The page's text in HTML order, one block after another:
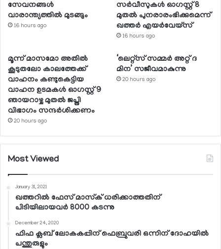
സേവനങ്ങള്‍
വാരാന്ത്യത്തില്‍ മുടങ്ങും
16 hours ago
സര്‍വീസുകള്‍ ഓഗസ്റ്റ് 8
മുതല്‍ പുനരാരംഭിക്കുമെന്ന്
ഖത്തര്‍ എയര്‍വേയ്സ്
16 hours ago
മൂന്ന് മാസമോ അതില്‍
കൂടുതലോ കാലത്തേക്ക്
വാഹനം കണ്ടുകെട്ടിയ
വാഹന ഉടമകള്‍ ഓഗസ്റ്റ് 9
ഞായറാഴ്ച മുതല്‍ ജപ്തി
വിഭാഗം സന്ദര്‍ശിക്കണം
20 hours ago
‘ലെറ്റ്‌സ് സമ്മര്‍ അറ്റ് ദ
മിന’ സജീവമാകുന്നു
20 hours ago
Most Viewed
January 31, 2021
ഖത്തറില്‍ ഫേസ് മാസ്‌ക് ധരിക്കാത്തതിന്
പിടിയിലായവര്‍ 8000 കടന്നു
December 24, 2020
ഫിഫ ക്ലബ് ലോകകപ്പിന് ഫെബ്രുവരി ഒന്നിന് ദോഹയില്‍
പന്തുരുളും